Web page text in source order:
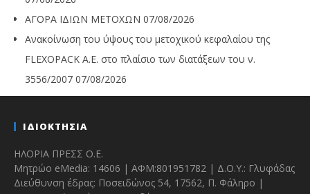
ΑΓΟΡΑ ΙΔΙΩΝ ΜΕΤΟΧΩΝ 07/08/2026
Ανακοίνωση του ύψους του μετοχικού κεφαλαίου της
FLEXOPACK A.E. στο πλαίσιο των διατάξεων του ν.
3556/2007 07/08/2026
ΙΔΙΟΚΤΗΣΙΑ
ΗΛΟΡΙΑ ΠΡΕΣΣ Ο.Ε.
Μητρώο eMedia: 14606 | ΑΦΜ:801951782 | Δ.Ο.Υ.: Γλυφάδας
Διεύθυνση έδρας: Ποσειδώνος 54, 17562, Π. Φάληρο |